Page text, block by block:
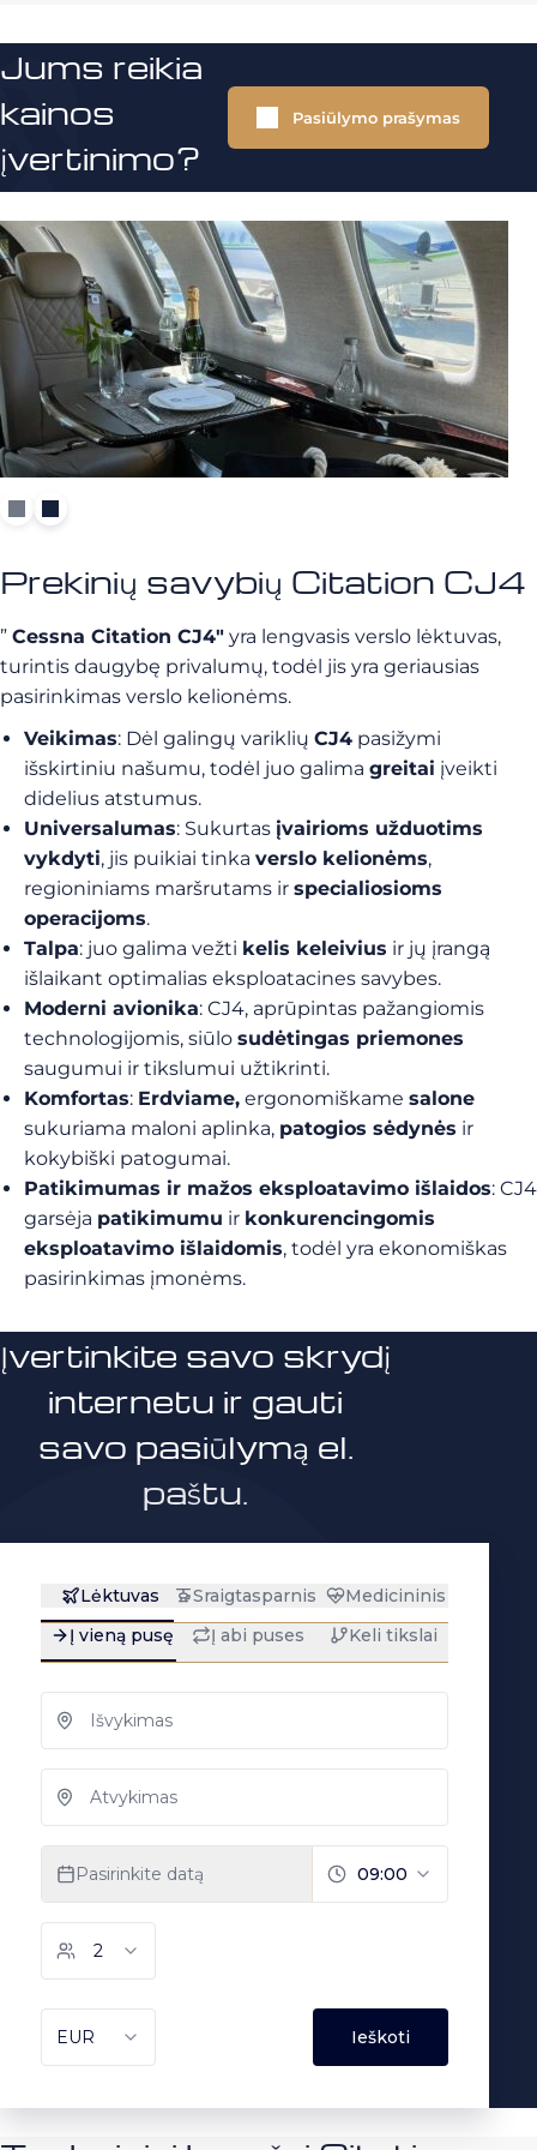
Jums reikia
kainos
įvertinimo?
Pasiūlymo prašymas
Prekinių savybių Citation CJ4
” Cessna Citation CJ4″ yra lengvasis verslo lėktuvas,
turintis daugybę privalumų, todėl jis yra geriausias
pasirinkimas verslo kelionėms.
Veikimas: Dėl galingų variklių CJ4 pasižymi
išskirtiniu našumu, todėl juo galima greitai įveikti
didelius atstumus.
Universalumas: Sukurtas įvairioms užduotims
vykdyti, jis puikiai tinka verslo kelionėms,
regioniniams maršrutams ir specialiosioms
operacijoms.
Talpa: juo galima vežti kelis keleivius ir jų įrangą
išlaikant optimalias eksploatacines savybes.
Moderni avionika: CJ4, aprūpintas pažangiomis
technologijomis, siūlo sudėtingas priemones
saugumui ir tikslumui užtikrinti.
Komfortas: Erdviame, ergonomiškame salone
sukuriama maloni aplinka, patogios sėdynės ir
kokybiški patogumai.
Patikimumas ir mažos eksploatavimo išlaidos: CJ4
garsėja patikimumu ir konkurencingomis
eksploatavimo išlaidomis, todėl yra ekonomiškas
pasirinkimas įmonėms.
Įvertinkite savo skrydį
internetu ir gauti
savo pasiūlymą el.
paštu.